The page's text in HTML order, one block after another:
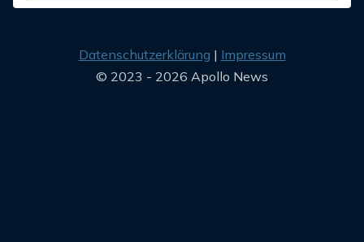
Datenschutzerklärung
Impressum
© 2023 - 2026 Apollo News